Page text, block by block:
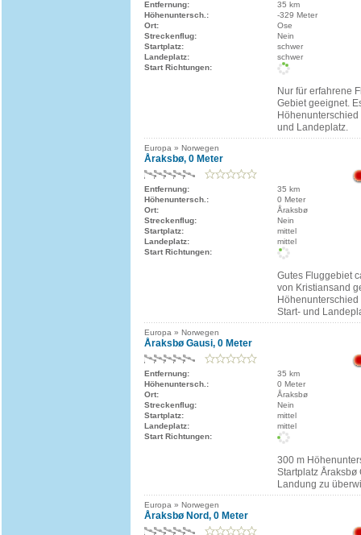
Entfernung:
35 km
Höhenuntersch.:
-329 Meter
Ort:
Ose
Streckenflug:
Nein
Startplatz:
schwer
Landeplatz:
schwer
Start Richtungen:
Nur für erfahrene
Gebiet geeignet.
und Landeplatz.
Europa » Norwegen
Åraksbø, 0 Meter
Entfernung:
35 km
Höhenuntersch.:
0 Meter
Ort:
Åraksbø
Streckenflug:
Nein
Startplatz:
mittel
Landeplatz:
mittel
Start Richtungen:
Gutes Fluggebiet
von Kristiansand
Start- und
Europa » Norwegen
Åraksbø Gausi, 0 Meter
Entfernung:
35 km
Höhenuntersch.:
0 Meter
Ort:
Åraksbø
Streckenflug:
Nein
Startplatz:
mittel
Landeplatz:
mittel
Start Richtungen:
300 m
Startplatz Åraksbø
Landung zu
Europa » Norwegen
Åraksbø Nord, 0 Meter